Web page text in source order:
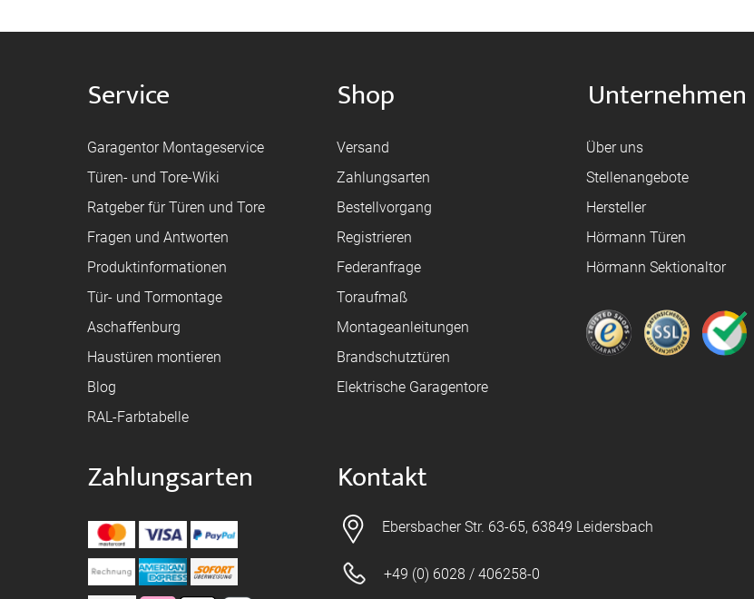
Service
Garagentor Montageservice
Türen- und Tore-Wiki
Ratgeber für Türen und Tore
Fragen und Antworten
Produktinformationen
Tür- und Tormontage
Aschaffenburg
Haustüren montieren
Blog
RAL-Farbtabelle
Shop
Versand
Zahlungsarten
Bestellvorgang
Registrieren
Federanfrage
Toraufmaß
Montageanleitungen
Brandschutztüren
Elektrische Garagentore
Unternehmen
Über uns
Stellenangebote
Hersteller
Hörmann Türen
Hörmann Sektionaltor
Zahlungsarten Kontakt
Ebersbacher Str. 63-65, 63849 Leidersbach
+49 (0) 6028 / 406258-0